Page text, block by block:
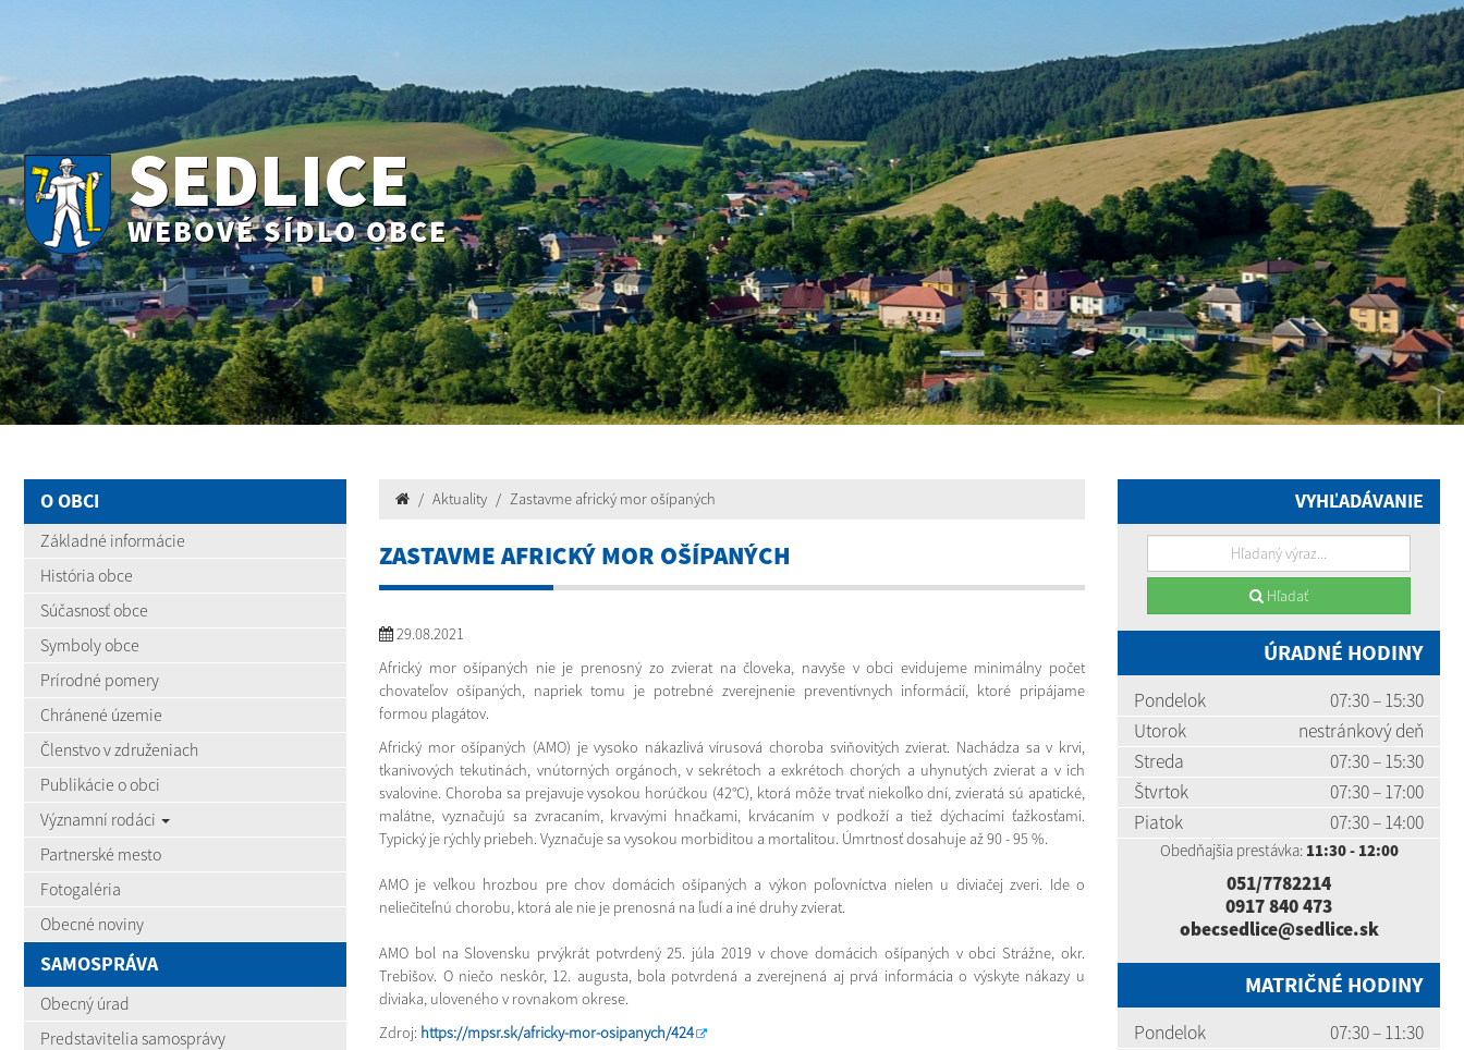
SEDLICE
WEBOVÉ SÍDLO OBCE
O OBCI
Základné informácie
História obce
Súčasnosť obce
Symboly obce
Prírodné pomery
Chránené územie
Členstvo v združeniach
Publikácie o obci
Významní rodáci
Partnerské mesto
Fotogaléria
Obecné noviny
SAMOSPRÁVA
Obecný úrad
Predstavitelia samosprávy
Aktuality Zastavme africký mor ošípaných
ZASTAVME AFRICKÝ MOR OŠÍPANÝCH
29.08.2021
Africký mor ošípaných nie je prenosný zo zvierat na človeka, navyše v obci evidujeme minimálny počet
chovateľov ošípaných, napriek tomu je potrebné zverejnenie preventívnych informácií, ktoré pripájame
formou plagátov.
Africký mor ošípaných (AMO) je vysoko nákazlivá vírusová choroba sviňovitých zvierat. Nachádza sa v krvi,
tkanivových tekutinách, vnútorných orgánoch, v sekrétoch a exkrétoch chorých a uhynutých zvierat a v ich
svalovine. Choroba sa prejavuje vysokou horúčkou (42°C), ktorá môže trvať niekoľko dní, zvieratá sú apatické,
malátne, vyznačujú sa zvracaním, krvavými hnačkami, krvácaním v podkoží a tiež dýchacími ťažkosťami.
Typický je rýchly priebeh. Vyznačuje sa vysokou morbiditou a mortalitou. Úmrtnosť dosahuje až 90 - 95 %.
AMO je veľkou hrozbou pre chov domácich ošípaných a výkon poľovníctva nielen u diviačej zveri. Ide o
neliečiteľnú chorobu, ktorá ale nie je prenosná na ľudí a iné druhy zvierat.
AMO bol na Slovensku prvýkrát potvrdený 25. júla 2019 v chove domácich ošípaných v obci Strážne, okr.
Trebišov. O niečo neskôr, 12. augusta, bola potvrdená a zverejnená aj prvá informácia o výskyte nákazy u
diviaka, uloveného v rovnakom okrese.
Zdroj: https://mpsr.sk/africky-mor-osipanych/424
VYHĽADÁVANIE
Hľadať
ÚRADNÉ HODINY
Pondelok
07:30 – 15:30
Utorok
nestránkový deň
Streda
07:30 – 15:30
Štvrtok
07:30 – 17:00
Piatok
07:30 – 14:00
Obedňajšia prestávka: 11:30 - 12:00
051/7782214
0917 840 473
obecsedlice@sedlice.sk
MATRIČNÉ HODINY
Pondelok
07:30 – 11:30